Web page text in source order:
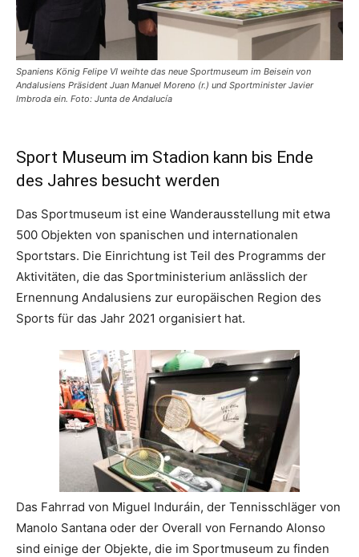
Spaniens König Felipe VI weihte das neue Sportmuseum im Beisein von
Andalusiens Präsident Juan Manuel Moreno (r.) und Sportminister Javier
Imbroda ein. Foto: Junta de Andalucía
Sport Museum im Stadion kann bis Ende
des Jahres besucht werden
Das Sportmuseum ist eine Wanderausstellung mit etwa
500 Objekten von spanischen und internationalen
Sportstars. Die Einrichtung ist Teil des Programms der
Aktivitäten, die das Sportministerium anlässlich der
Ernennung Andalusiens zur europäischen Region des
Sports für das Jahr 2021 organisiert hat.
Das Fahrrad von Miguel Induráin, der Tennisschläger von
Manolo Santana oder der Overall von Fernando Alonso
sind einige der Objekte, die im Sportmuseum zu finden